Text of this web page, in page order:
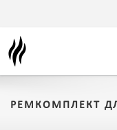
РЕМКОМПЛЕКТ